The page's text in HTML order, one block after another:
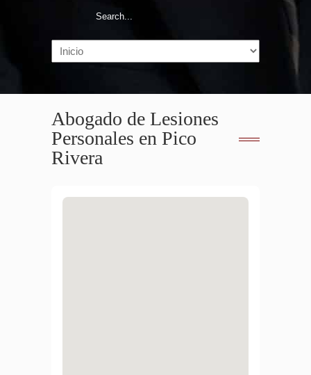
Navigation
Abogado de Lesiones
Personales en Pico
Rivera